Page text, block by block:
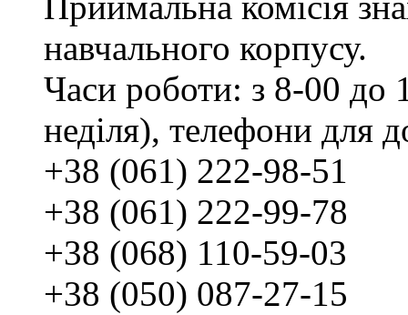
навчального корпусу.
Часи роботи: з 8-00 до
неділя), телефони для
+38 (061) 222-98-51
+38 (061) 222-99-78
+38 (068) 110-59-03
+38 (050) 087-27-15